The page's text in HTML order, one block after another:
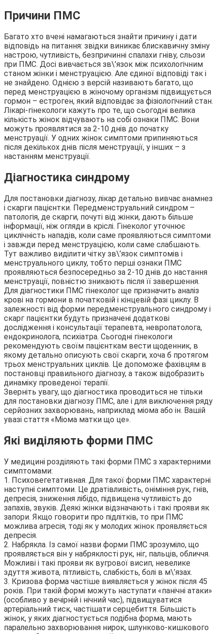
Причини ПМС
Багато хто вчені намагаються знайти причину і дати
відповідь на питання: звідки виникає блискавичну зміну
настрою, чутливість, безпричинні спалахи гніву, сльози
при ПМС. Досі вивчається зв\’язок між психологічним
станом жінки і менструацією. Але єдиної відповіді так і
не знайдено. Однією з версій називають багато, що
перед менструацією в жіночому організмі підвищується
гормон – естроген, який відповідає за фізіологічний стан.
Лікарі-гінекологи кажуть про те, що сьогодні велика
кількість жінок відчувають на собі ознаки ПМС. Вони
можуть проявлятися за 2-10 днів до початку
менструації. У одних жінок симптоми припиняються
після декількох днів після менструації, у інших – з
настанням менструації.
Діагностика синдрому
Для постановки діагнозу, лікар детально вивчає анамнез
і скарги пацієнтки. Передменструальний синдром –
патологія, де скарги, почуті від жінки, дають більше
інформації, ніж огляди в кріслі. Гінеколог уточнює
циклічність нападів, коли саме проявляються симптоми
і завжди перед менструацією, коли саме слабшають.
Тут важливо виділити чітку зв\’язок симптомів і
менструального циклу, тобто перші ознаки ПМС
проявляються безпосередньо за 2-10 днів до настання
менструації, повністю зникають після її завершення.
Для діагностики ПМС гінеколог ще призначить аналіз
крові на гормони в початковій і кінцевій фазі циклу. В
залежності від форми передменструального синдрому і
скарг пацієнтки будуть призначені додаткові
дослідження і консультації терапевта, невропатолога,
ендокринолога, психіатра. Сьогодні гінекологи
рекомендують своїм пацієнткам вести щоденник, в
якому детально описують свої скарги, хоча б протягом
трьох менструальних циклів. Це допоможе фахівцям в
постановці правильного діагнозу, а також відобразить
динаміку проведеної терапії.
Зверніть увагу, що діагностика проводиться не тільки
для постановки діагнозу ПМС, але і для виключення ряду
серйозних захворювань, наприклад міома або ін. Вашій
увазі стаття «Міома матки що це».
Які виділяють форми ПМС
У медицині розділяють такі форми ПМС з характерними
симптомами:
1. Психовегетативная. Для такої форми ПМС характерні
наступні симптоми. Це дратівливість, оніміння рук, гнів,
депресія, зниження лібідо, підвищена чутливість до
запахів, звуків. Деякі жінки відзначають і такі прояви як
запори. Якщо говорити про підлітків, то при ПМС
можлива агресія, тоді як у молодих жінок проявляється
депресія.
2. Набрякла. Із самої назви форми ПМС зрозуміло, що
проявляється він у набряклості рук, ніг, пальців, обличчя.
Можливі і такі прояви як вугрової висип, невелике
здуття живота, пітливість, слабкість, болі в м\’язах.
3. Кризова форма частіше виявляється у жінок після 45
років. При такій формі можуть наступати «панічні атаки»
(особливо у вечірній і нічний час), підвищуватися
артеріальний тиск, частішати серцебиття. Більшість
жінок, у яких діагностується подібна форма, мають
паралельно захворювання нирок, шлунково-кишкового